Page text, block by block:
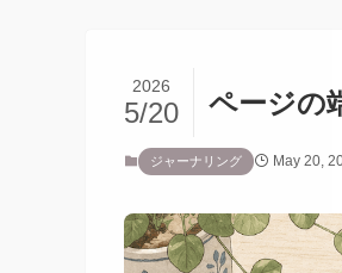
ページの
2026
5/20
ジャーナリング May 20,